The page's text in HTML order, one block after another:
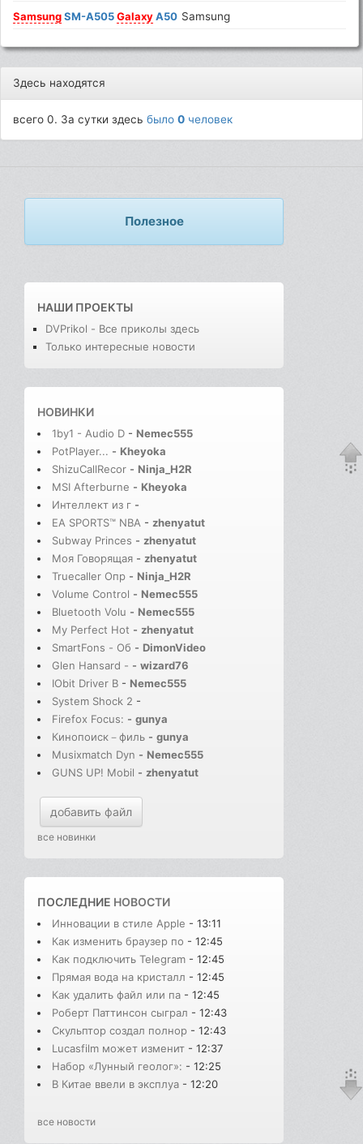
SamsungSM-A505GalaxyA50 Samsung
Здесь находятся
всего 0. За сутки здесьбыло0 человек
Полезное
НАШИ ПРОЕКТЫ
DVPrikol - Все приколы здесь
Только интересные новости
НОВИНКИ
1by1 - Audio D - Nemec555
PotPlayer... - Kheyoka
ShizuCallRecor - Ninja_H2R
MSI Afterburne - Kheyoka
Интеллект из г -
EA SPORTS™ NBA - zhenyatut
Subway Princes - zhenyatut
Моя Говорящая - zhenyatut
Truecaller Опр - Ninja_H2R
Volume Control - Nemec555
Bluetooth Volu - Nemec555
My Perfect Hot - zhenyatut
SmartFons - Об - DimonVideo
Glen Hansard - - wizard76
IObit Driver B - Nemec555
System Shock 2 -
Firefox Focus: - gunya
Кинопоиск－филь - gunya
Musixmatch Dyn - Nemec555
GUNS UP! Mobil - zhenyatut
добавить файл
все новинки
ПОСЛЕДНИЕ НОВОСТИ
Инновации в стиле Apple - 13:11
Как изменить браузер по - 12:45
Как подключить Telegram - 12:45
Прямая вода на кристалл - 12:45
Как удалить файл или па - 12:45
Роберт Паттинсон сыграл - 12:43
Скульптор создал полнор - 12:43
Lucasfilm может изменит - 12:37
Набор «Лунный геолог»: - 12:25
В Китае ввели в эксплуа - 12:20
все новости